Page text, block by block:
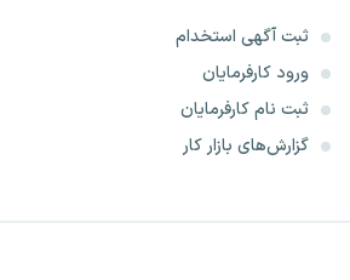
ثبت آگهی استخدام
ورود کارفرمایان
ثبت نام کارفرمایان
گزارش‌های بازار کار